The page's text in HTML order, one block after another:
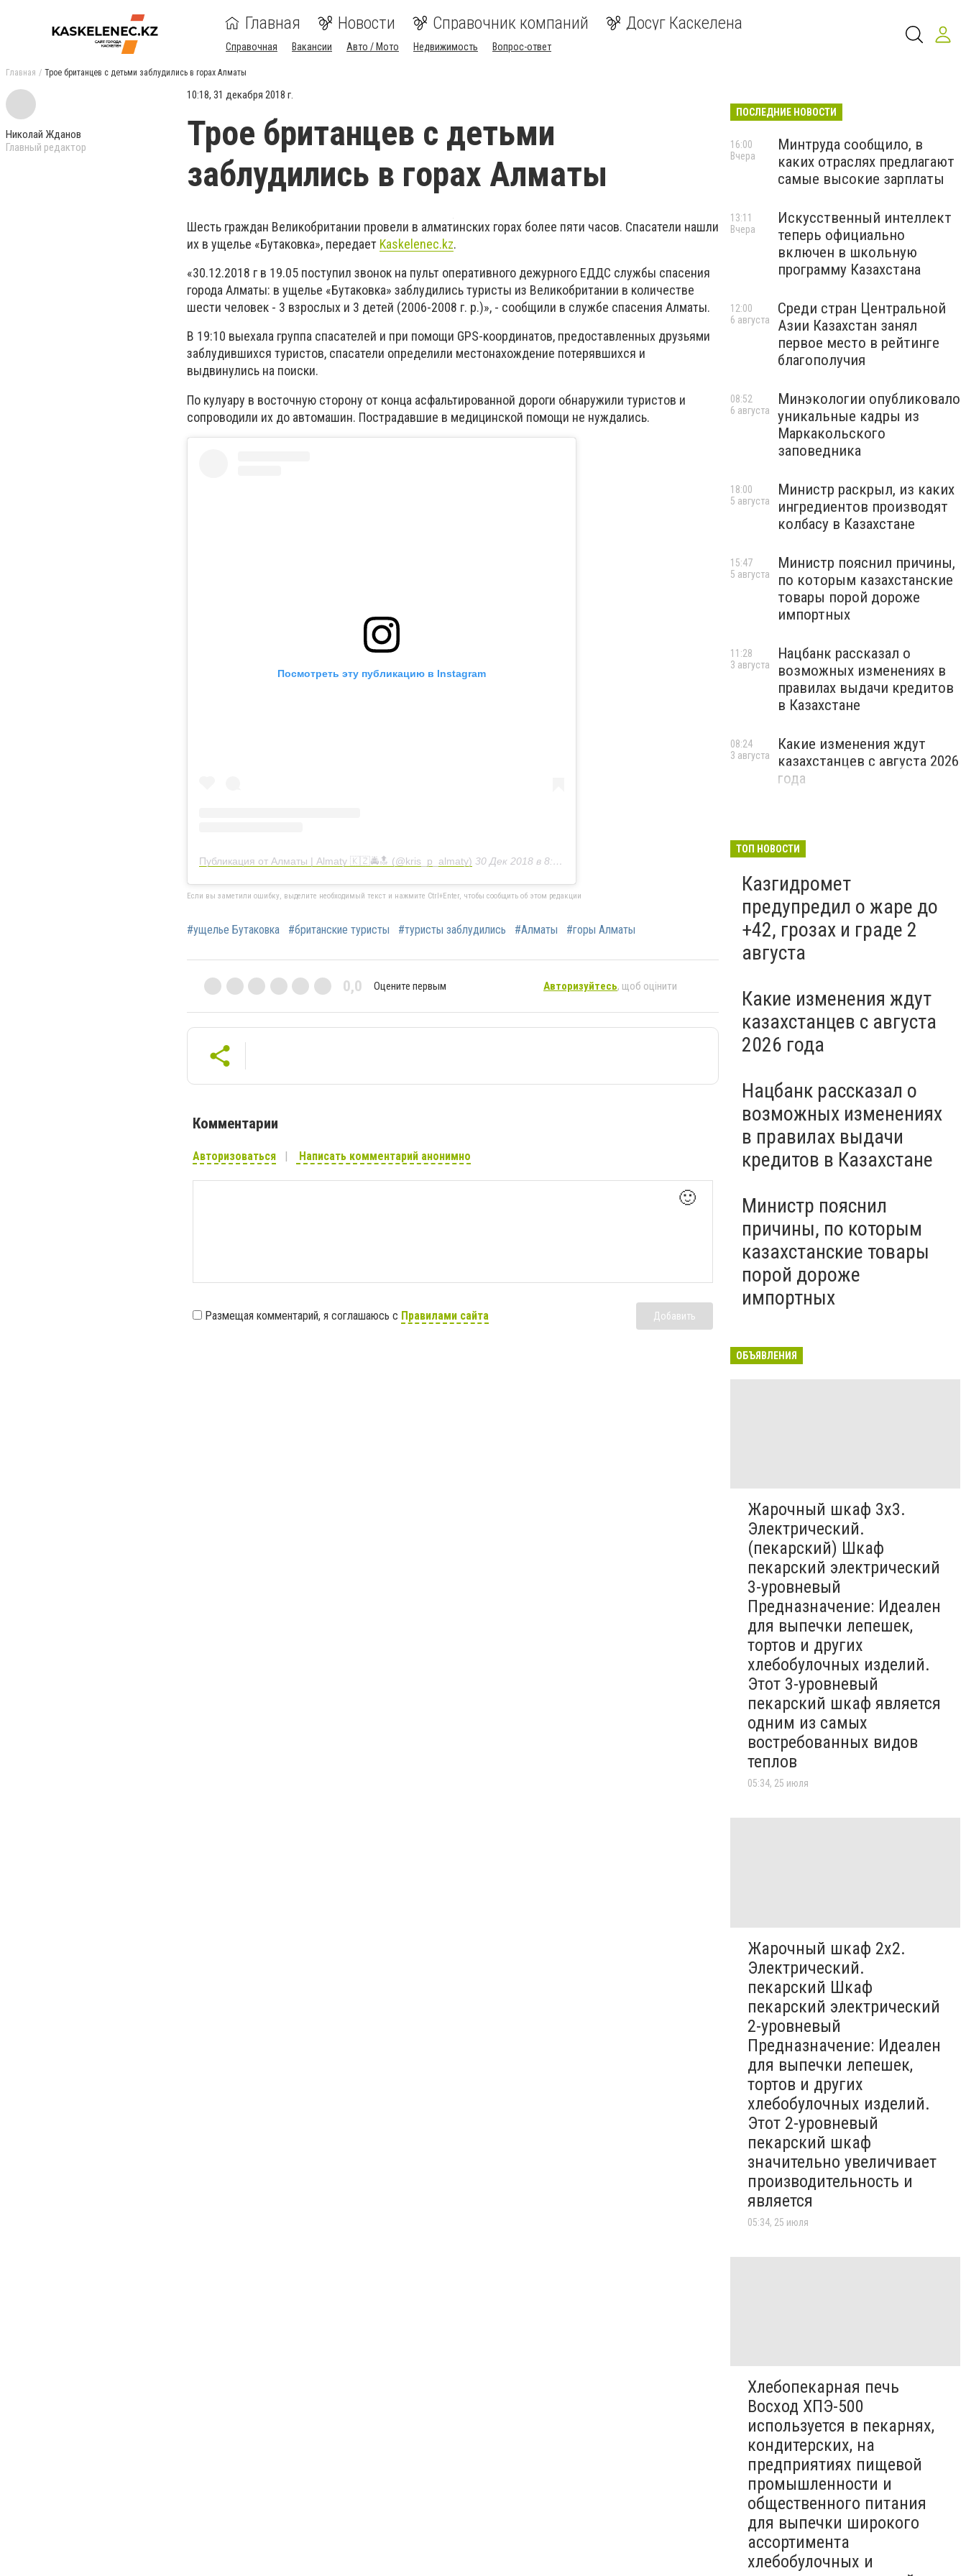
Главная Новости Справочник компаний Досуг Каскелена
Справочная Вакансии Авто / Мото Недвижимость Вопрос-ответ
Главная Трое британцев с детьми заблудились в горах Алматы
Николай Жданов
Главный редактор
10:18, 31 декабря 2018 г.
Трое британцев с детьми
заблудились в горах Алматы
Шесть граждан Великобритании провели в алматинских горах более пяти часов. Спасатели нашли
их в ущелье «Бутаковка», передает Kaskelenec.kz.
«30.12.2018 г в 19.05 поступил звонок на пульт оперативного дежурного ЕДДС службы спасения
города Алматы: в ущелье «Бутаковка» заблудились туристы из Великобритании в количестве
шести человек - 3 взрослых и 3 детей (2006-2008 г. р.)», - сообщили в службе спасения Алматы.
В 19:10 выехала группа спасателей и при помощи GPS-координатов, предоставленных друзьями
заблудившихся туристов, спасатели определили местонахождение потерявшихся и
выдвинулись на поиски.
По кулуару в восточную сторону от конца асфальтированной дороги обнаружили туристов и
сопроводили их до автомашин. Пострадавшие в медицинской помощи не нуждались.
Посмотреть эту публикацию в Instagram
Публикация от Алматы | Almaty 🇰🇿🚔🔝 (@kris_p_almaty) 30 Дек 2018 в 8:52 PST
Если вы заметили ошибку, выделите необходимый текст и нажмите Ctrl+Enter, чтобы сообщить об этом редакции
#ущелье Бутаковка #британские туристы #туристы заблудились #Алматы #горы Алматы
0,0 Оцените первым Авторизуйтесь, щоб оцінити
Комментарии
Авторизоваться Написать комментарий анонимно
🙂
Размещая комментарий, я соглашаюсь с Правилами сайта Добавить
ПОСЛЕДНИЕ НОВОСТИ
Минтруда сообщило, в
каких отраслях предлагают
самые высокие зарплаты
16:00
Вчера
Искусственный интеллект
теперь официально
включен в школьную
программу Казахстана
13:11
Вчера
Среди стран Центральной
Азии Казахстан занял
первое место в рейтинге
благополучия
12:00
6 августа
Минэкологии опубликовало
уникальные кадры из
Маркакольского
заповедника
08:52
6 августа
Министр раскрыл, из каких
ингредиентов производят
колбасу в Казахстане
18:00
5 августа
Министр пояснил причины,
по которым казахстанские
товары порой дороже
импортных
15:47
5 августа
Нацбанк рассказал о
возможных изменениях в
правилах выдачи кредитов
в Казахстане
11:28
3 августа
Какие изменения ждут
казахстанцев с августа 2026
года
08:24
3 августа
ТОП НОВОСТИ
Казгидромет
предупредил о жаре до
+42, грозах и граде 2
августа
Какие изменения ждут
казахстанцев с августа
2026 года
Нацбанк рассказал о
возможных изменениях
в правилах выдачи
кредитов в Казахстане
Министр пояснил
причины, по которым
казахстанские товары
порой дороже
импортных
ОБЪЯВЛЕНИЯ
Жарочный шкаф 3х3.
Электрический.
(пекарский) Шкаф
пекарский электрический
3-уровневый
Предназначение: Идеален
для выпечки лепешек,
тортов и других
хлебобулочных изделий.
Этот 3-уровневый
пекарский шкаф является
одним из самых
востребованных видов
теплов
05:34, 25 июля
Жарочный шкаф 2х2.
Электрический.
пекарский Шкаф
пекарский электрический
2-уровневый
Предназначение: Идеален
для выпечки лепешек,
тортов и других
хлебобулочных изделий.
Этот 2-уровневый
пекарский шкаф
значительно увеличивает
производительность и
является
05:34, 25 июля
Хлебопекарная печь
Восход ХПЭ-500
используется в пекарнях,
кондитерских, на
предприятиях пищевой
промышленности и
общественного питания
для выпечки широкого
ассортимента
хлебобулочных и